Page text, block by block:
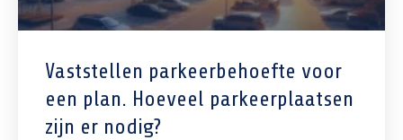
Vaststellen parkeerbehoefte voor
een plan. Hoeveel parkeerplaatsen
zijn er nodig?